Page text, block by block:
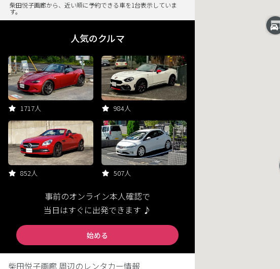
柴田悦子画廊から、近い順に予約できる車を1台表示していま
す。
人気のクルマ
1717人 984人
852人 507人
事前のオンライン本人確認で
当日はすぐに出発できます ♪
始める
柴田悦子画廊 周辺のレンタカー情報